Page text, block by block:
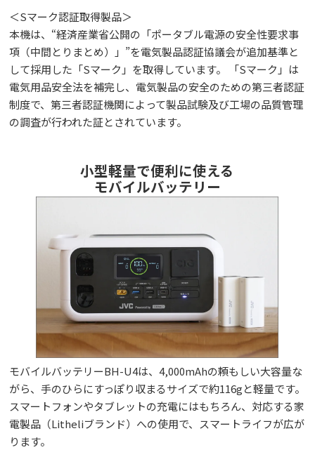
＜Sマーク認証取得製品＞
本機は、“経済産業省公開の「ポータブル電源の安全性要求事
項（中間とりまとめ）」”を電気製品認証協議会が追加基準と
して採用した「Sマーク」を取得しています。 「Sマーク」は
電気用品安全法を補完し、電気製品の安全のための第三者認証
制度で、第三者認証機関によって製品試験及び工場の品質管理
の調査が行われた証とされています。
小型軽量で便利に使える
モバイルバッテリー
モバイルバッテリーBH-U4は、4,000mAhの頼もしい大容量な
がら、手のひらにすっぽり収まるサイズで約116gと軽量です。
スマートフォンやタブレットの充電にはもちろん、対応する家
電製品（Litheliブランド）への使用で、スマートライフが広が
ります。